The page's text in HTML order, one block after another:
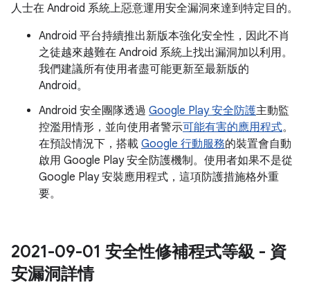
人士在 Android 系統上惡意運用安全漏洞來達到特定目的。
Android 平台持續推出新版本強化安全性，因此不肖
之徒越來越難在 Android 系統上找出漏洞加以利用。
我們建議所有使用者盡可能更新至最新版的
Android。
Android 安全團隊透過 Google Play 安全防護主動監
控濫用情形，並向使用者警示可能有害的應用程式。
在預設情況下，搭載 Google 行動服務的裝置會自動
啟用 Google Play 安全防護機制。使用者如果不是從
Google Play 安裝應用程式，這項防護措施格外重
要。
2021-09-01 安全性修補程式等級 - 資
安漏洞詳情